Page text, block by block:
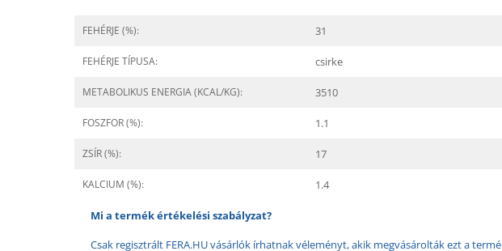
FEHÉRJE (%): 31
FEHÉRJE TÍPUSA: csirke
METABOLIKUS ENERGIA (KCAL/KG): 3510
FOSZFOR (%): 1.1
ZSÍR (%): 17
KALCIUM (%): 1.4
Mi a termék értékelési szabályzat?
Csak regisztrált FERA.HU vásárlók írhatnak véleményt, akik megvásárolták ezt a